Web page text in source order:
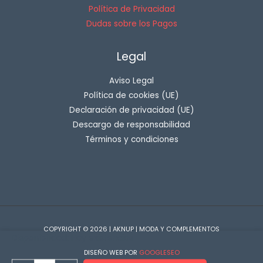
Política de Privacidad
Dudas sobre los Pagos
Legal
Aviso Legal
Política de cookies (UE)
Declaración de privacidad (UE)
Descargo de responsabilidad
Términos y condiciones
COPYRIGHT © 2026 | AKNUP | MODA Y COMPLEMENTOS
DISEÑO WEB POR GOOGLESEO